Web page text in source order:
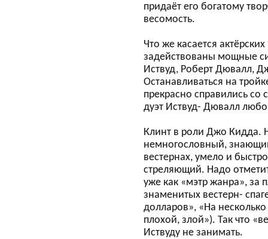
придаёт его богатому
весомость.
Что же касается
задействованы мощные
Иствуд, Роберт Дювалл,
Останавливаться на
прекрасно справились
дуэт Иствуд- Дювалл
Клинт в роли Джо Кидда.
немногословный,
вестернах, умело и
стреляющий. Надо
уже как «мэтр жанра», за
знаменитых вестерн-
долларов», «На
плохой, злой»). Так что
Иствуду не занимать.